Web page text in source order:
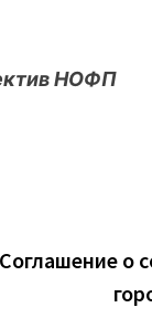
НОФП
о